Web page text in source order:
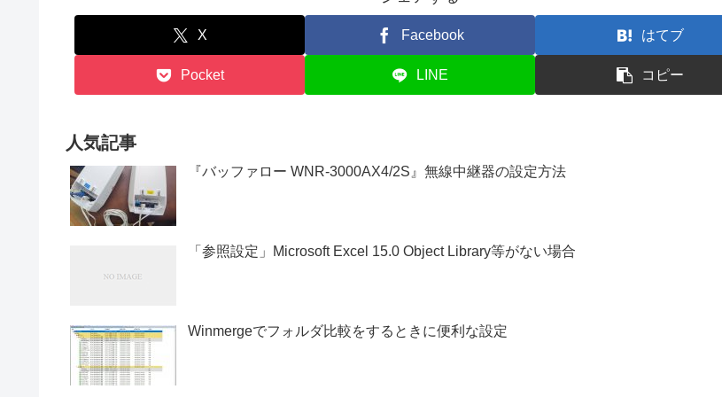
X Facebook はてブ
Pocket LINE コピー
人気記事
『バッファロー WNR-3000AX4/2S』無線中継器の設定方法
「参照設定」Microsoft Excel 15.0 Object Library等がない場合
Winmergeでフォルダ比較をするときに便利な設定